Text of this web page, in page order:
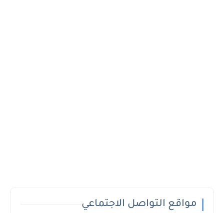
مواقع التواصل الاجتماعي